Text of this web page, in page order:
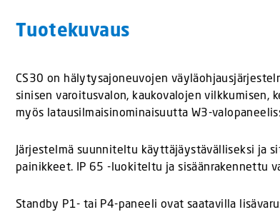
Tuotekuvaus
CS30 on hälytysajoneuvojen
sinisen varoitusvalon, kaukovalojen
myös latausilmaisinominaisuutta W3-
Järjestelmä suunniteltu käyttäjäystävälliseksi ja
painikkeet. IP 65 -luokiteltu ja sisäänrakennettu
Standby P1- tai P4-paneeli ovat saatavilla